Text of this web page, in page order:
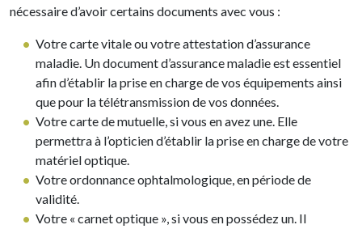
nécessaire d’avoir certains documents avec vous :
Votre carte vitale ou votre attestation d’assurance
maladie. Un document d’assurance maladie est essentiel
afin d’établir la prise en charge de vos équipements ainsi
que pour la télétransmission de vos données.
Votre carte de mutuelle, si vous en avez une. Elle
permettra à l’opticien d’établir la prise en charge de votre
matériel optique.
Votre ordonnance ophtalmologique, en période de
validité.
Votre « carnet optique », si vous en possédez un. Il